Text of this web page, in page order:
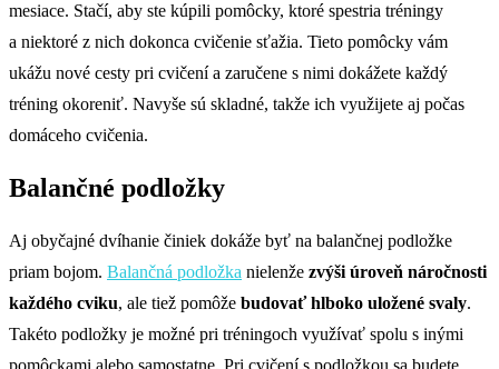
mesiace. Stačí, aby ste kúpili pomôcky, ktoré spestria tréningy
a niektoré z nich dokonca cvičenie sťažia. Tieto pomôcky vám
ukážu nové cesty pri cvičení a zaručene s nimi dokážete každý
tréning okoreniť. Navyše sú skladné, takže ich využijete aj počas
domáceho cvičenia.
Balančné podložky
Aj obyčajné dvíhanie činiek dokáže byť na balančnej podložke
priam bojom. Balančná podložka nielenže zvýši úroveň náročnosti
každého cviku, ale tiež pomôže budovať hlboko uložené svaly.
Takéto podložky je možné pri tréningoch využívať spolu s inými
pomôckami alebo samostatne. Pri cvičení s podložkou sa budete